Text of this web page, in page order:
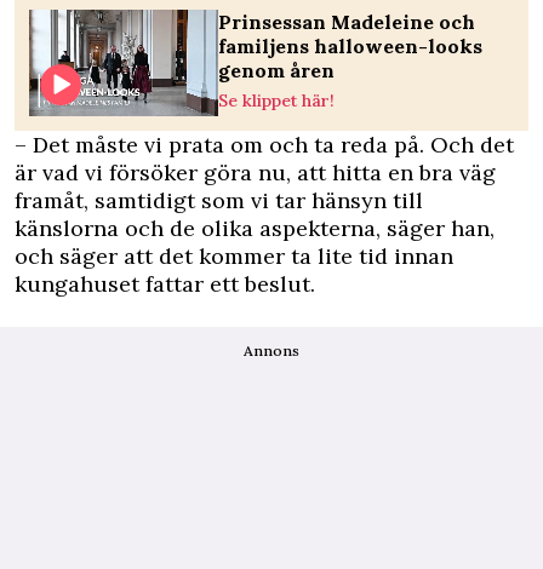
Prinsessan Madeleine och
familjens halloween-looks
genom åren
Se klippet här!
– Det måste vi prata om och ta reda på. Och det
är vad vi försöker göra nu, att hitta en bra väg
framåt, samtidigt som vi tar hänsyn till
känslorna och de olika aspekterna, säger han,
och säger att det kommer ta lite tid innan
kungahuset fattar ett beslut.
Annons